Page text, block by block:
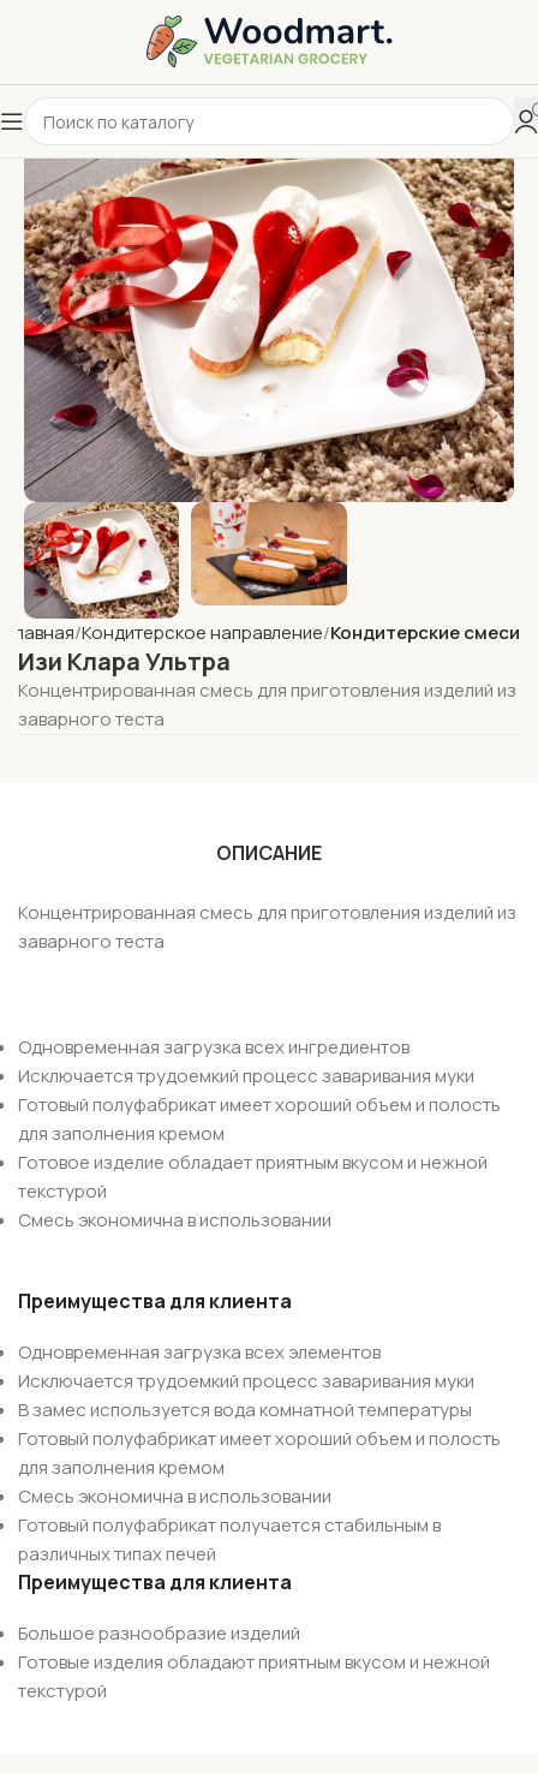
Главная Кондитерское направление Кондитерские смеси
Изи Клара Ультра
Концентрированная смесь для приготовления изделий из
заварного теста
ОПИСАНИЕ
Концентрированная смесь для приготовления изделий из
заварного теста
Одновременная загрузка всех ингредиентов
Исключается трудоемкий процесс заваривания муки
Готовый полуфабрикат имеет хороший объем и полость
для заполнения кремом
Готовое изделие обладает приятным вкусом и нежной
текстурой
Смесь экономична в использовании
Преимущества для клиента
Одновременная загрузка всех элементов
Исключается трудоемкий процесс заваривания муки
В замес используется вода комнатной температуры
Готовый полуфабрикат имеет хороший объем и полость
для заполнения кремом
Смесь экономична в использовании
Готовый полуфабрикат получается стабильным в
различных типах печей
Преимущества для клиента
Большое разнообразие изделий
Готовые изделия обладают приятным вкусом и нежной
текстурой